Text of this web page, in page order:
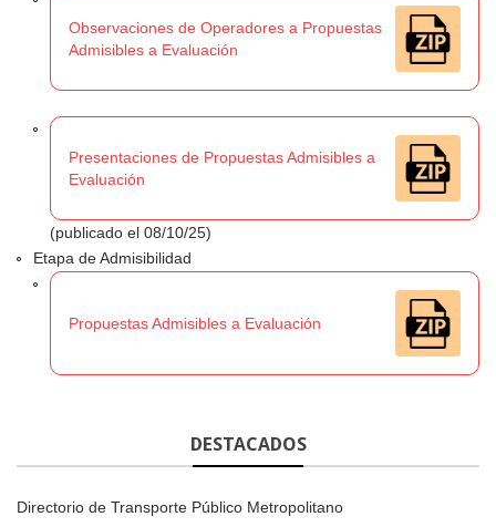
Observaciones de Operadores a Propuestas
Admisibles a Evaluación
Presentaciones de Propuestas Admisibles a
Evaluación
(publicado el 08/10/25)
Etapa de Admisibilidad
Propuestas Admisibles a Evaluación
DESTACADOS
Directorio de Transporte Público Metropolitano